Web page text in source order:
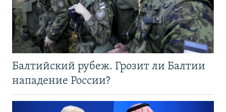
Балтийский рубеж. Грозит ли Балтии
нападение России?